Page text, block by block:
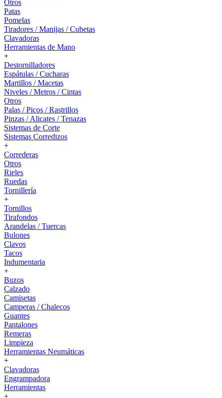
Otros
Patas
Pomelas
Tiradores / Manijas / Cubetas
Clavadoras
Herramientas de Mano
+
Destornilladores
Espátulas / Cucharas
Martillos / Macetas
Niveles / Metros / Cintas
Otros
Palas / Picos / Rastrillos
Pinzas / Alicates / Tenazas
Sistemas de Corte
Sistemas Corredizos
+
Correderas
Otros
Rieles
Ruedas
Tornillería
+
Tornillos
Tirafondos
Arandelas / Tuercas
Bulones
Clavos
Tacos
Indumentaria
+
Buzos
Calzado
Camisetas
Camperas / Chalecos
Guantes
Pantalones
Remeras
Limpieza
Herramientas Neumáticas
+
Clavadoras
Engrampadora
Herramientas
+